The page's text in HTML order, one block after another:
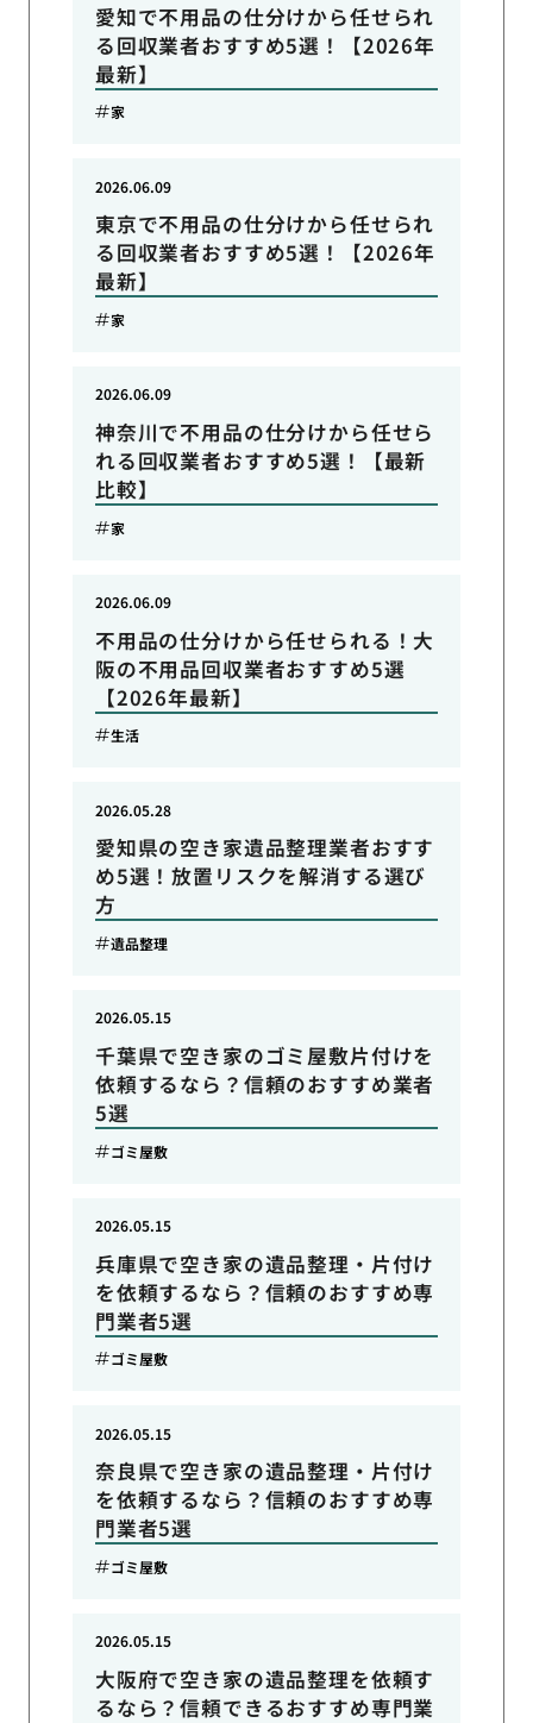
愛知で不用品の仕分けから任せられ
る回収業者おすすめ5選！【2026年
最新】
家
東京で不用品の仕分けから任せられ
る回収業者おすすめ5選！【2026年
最新】
2026.06.09
家
神奈川で不用品の仕分けから任せら
れる回収業者おすすめ5選！【最新
比較】
2026.06.09
家
不用品の仕分けから任せられる！大
阪の不用品回収業者おすすめ5選
【2026年最新】
2026.06.09
生活
愛知県の空き家遺品整理業者おすす
め5選！放置リスクを解消する選び
方
2026.05.28
遺品整理
千葉県で空き家のゴミ屋敷片付けを
依頼するなら？信頼のおすすめ業者
5選
2026.05.15
ゴミ屋敷
兵庫県で空き家の遺品整理・片付け
を依頼するなら？信頼のおすすめ専
門業者5選
2026.05.15
ゴミ屋敷
奈良県で空き家の遺品整理・片付け
を依頼するなら？信頼のおすすめ専
門業者5選
2026.05.15
ゴミ屋敷
大阪府で空き家の遺品整理を依頼す
るなら？信頼できるおすすめ専門業
2026.05.15